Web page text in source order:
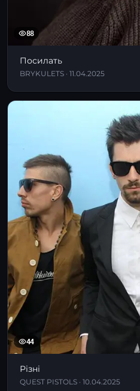
88
Посилать
BRYKULETS · 11.04.2025
44
Різні
QUEST PISTOLS · 10.04.2025